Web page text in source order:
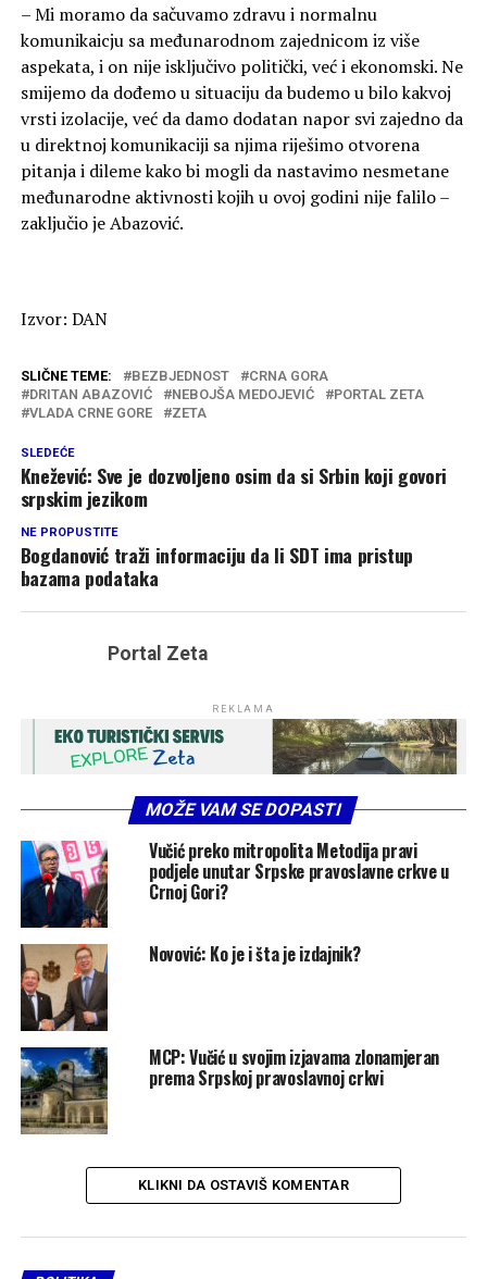
– Mi moramo da sačuvamo zdravu i normalnu
komunikaicju sa međunarodnom zajednicom iz više
aspekata, i on nije isključivo politički, već i ekonomski. Ne
smijemo da dođemo u situaciju da budemo u bilo kakvoj
vrsti izolacije, već da damo dodatan napor svi zajedno da
u direktnoj komunikaciji sa njima riješimo otvorena
pitanja i dileme kako bi mogli da nastavimo nesmetane
međunarodne aktivnosti kojih u ovoj godini nije falilo –
zaključio je Abazović.
Izvor: DAN
SLIČNE TEME: BEZBJEDNOST
CRNA GORA
DRITAN ABAZOVIĆ
NEBOJŠA MEDOJEVIĆ
PORTAL ZETA
VLADA CRNE GORE
ZETA
SLEDEĆE
Knežević: Sve je dozvoljeno osim da si Srbin koji govori
srpskim jezikom
NE PROPUSTITE
Bogdanović traži informaciju da li SDT ima pristup
bazama podataka
Portal Zeta
REKLAMA
MOŽE VAM SE DOPASTI
Vučić preko mitropolita Metodija pravi
podjele unutar Srpske pravoslavne crkve u
Crnoj Gori?
Novović: Ko je i šta je izdajnik?
MCP: Vučić u svojim izjavama zlonamjeran
prema Srpskoj pravoslavnoj crkvi
KLIKNI DA OSTAVIŠ KOMENTAR